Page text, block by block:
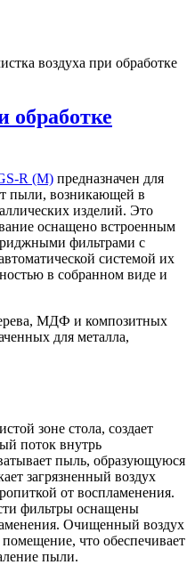
воздуха при обработке
обработке
R (M) предназначен для
пыли, возникающей в
изделий. Это
оснащено встроенным
фильтрами с
системой их
в собранном виде и
МДФ и композитных
для металла,
зоне стола, создает
поток внутрь
пыль, образующуюся
загрязненный воздух
от воспламенения.
фильтры оснащены
Очищенный воздух
что обеспечивает
пыли.